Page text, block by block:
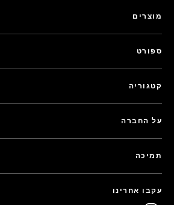
מוצרים
ספורט
קטגוריה
על החברה
תמיכה
עקבו אחרינו